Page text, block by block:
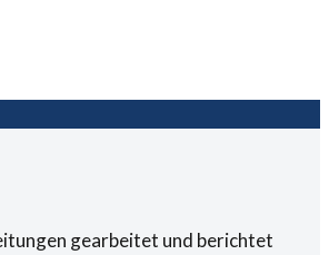
gearbeitet und berichtet